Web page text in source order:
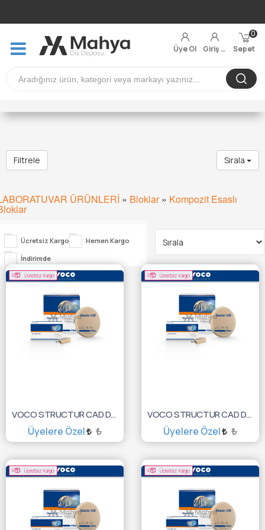
Üye Ol Giriş Yap Sepet
0
Filtrele Sırala
ÜRÜNLERİ » Bloklar» Kompozit Esaslı
Ücretsiz Kargo
Hemen Kargo
İndirimde
Ücretsiz Kargo
VOCO STRUCTUR CAD DİSK 98*20 A2 6072
Üyelere Özel ₺
SEPETE EKLE
Ücretsiz Kargo
VOCO STRUCTUR CAD DİSK 98*20 A1 6071
Üyelere Özel ₺
SEPETE EKLE
Ücretsiz Kargo Ücretsiz Kargo